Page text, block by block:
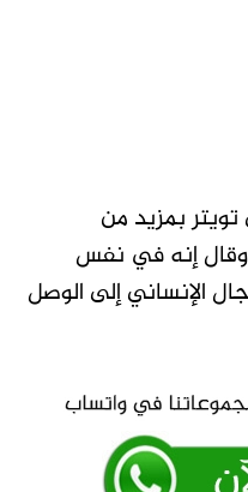
بمزيد من
وقال إنه في نفس
الإنساني إلى الوصل